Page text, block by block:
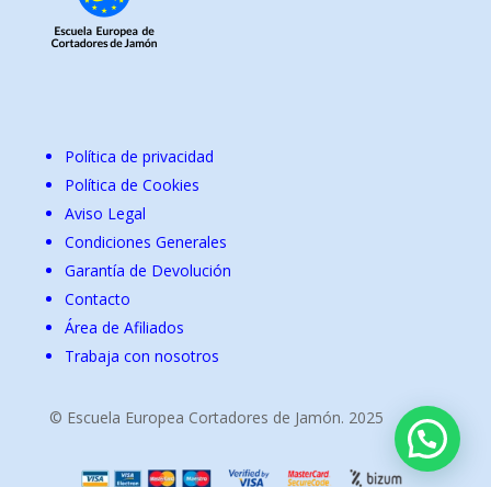
Política de privacidad
Política de Cookies
Aviso Legal
Condiciones Generales
Garantía de Devolución
Contacto
Área de Afiliados
Trabaja con nosotros
© Escuela Europea Cortadores de Jamón. 2025